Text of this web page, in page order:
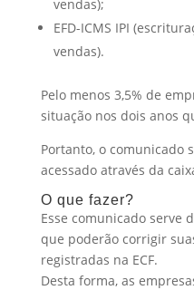
vendas);
EFD-ICMS IPI
vendas).
Pelo menos 3,5% de
situação nos dois anos
Portanto, o comunicado
acessado através da
O que fazer?
Esse comunicado serve
que poderão corrigir
registradas na ECF.
Desta forma, as